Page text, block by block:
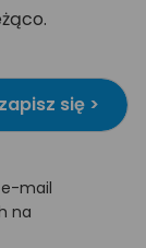
zapisz się >
mail
na